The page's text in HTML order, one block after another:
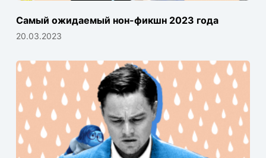
Самый ожидаемый нон-фикшн 2023 года
20.03.2023